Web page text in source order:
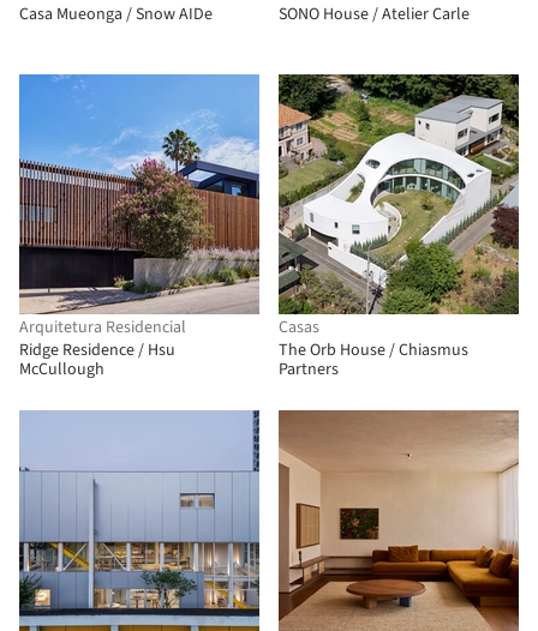
Casa Mueonga / Snow AIDe
SONO House / Atelier Carle
Arquitetura Residencial
Ridge Residence / Hsu
McCullough
Casas
The Orb House / Chiasmus
Partners